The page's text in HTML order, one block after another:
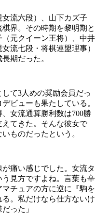
流六段）、山下カズ子
界。その時期を黎明期と
（元クイーン王将）、中井
流七段・将棋連盟理事）
期だった。
て3人めの奨励会員だっ
ビューも果たしている。
女流通算勝利数は700勝
てきた。そんな彼女で
ものだったという。
が痛い感じでした。女流タ
見方ですよね。言葉も辛
チュアの方に逆に『駒を
。私だけなら仕方ないけ
った」